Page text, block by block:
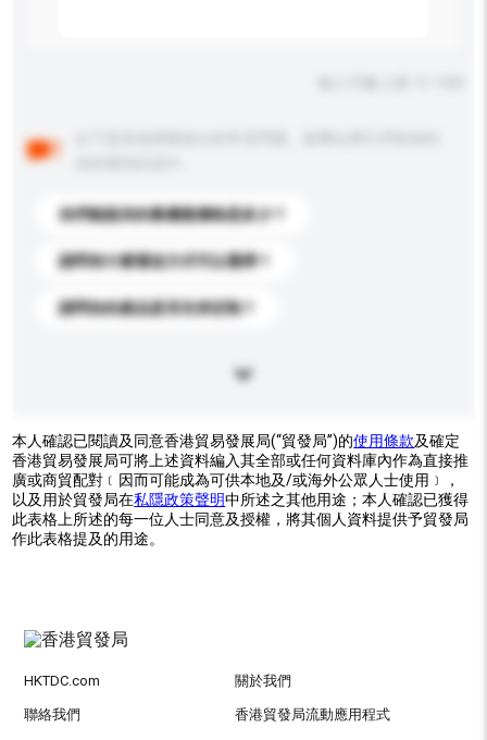
你們能提供的最優惠價格是多少？
請問有什麼運送方式可以選擇？
請問你的產品是否支持定制？
本人確認已閱讀及同意香港貿易發展局(“貿發局”)的使用條款及確定
香港貿易發展局可將上述資料編入其全部或任何資料庫內作為直接推
廣或商貿配對﹝因而可能成為可供本地及/或海外公眾人士使用﹞，
以及用於貿發局在私隱政策聲明中所述之其他用途；本人確認已獲得
此表格上所述的每一位人士同意及授權，將其個人資料提供予貿發局
作此表格提及的用途。
HKTDC.com 關於我們
聯絡我們 香港貿發局流動應用程式